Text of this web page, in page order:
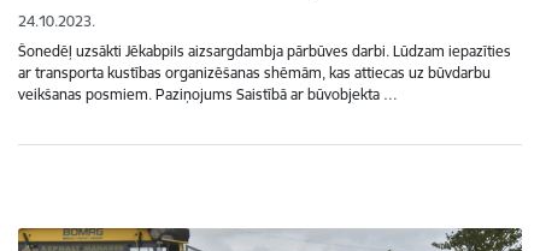
24.10.2023.
Šonedēļ uzsākti Jēkabpils aizsargdambja pārbūves darbi. Lūdzam iepazīties
ar transporta kustības organizēšanas shēmām, kas attiecas uz būvdarbu
veikšanas posmiem. Paziņojums Saistībā ar būvobjekta …